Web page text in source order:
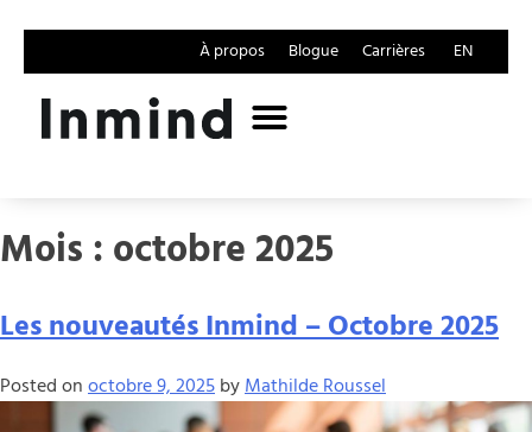
À propos Blogue Carrières EN
Mois :octobre 2025
Les nouveautés Inmind – Octobre 2025
Posted onoctobre 9, 2025byMathilde Roussel